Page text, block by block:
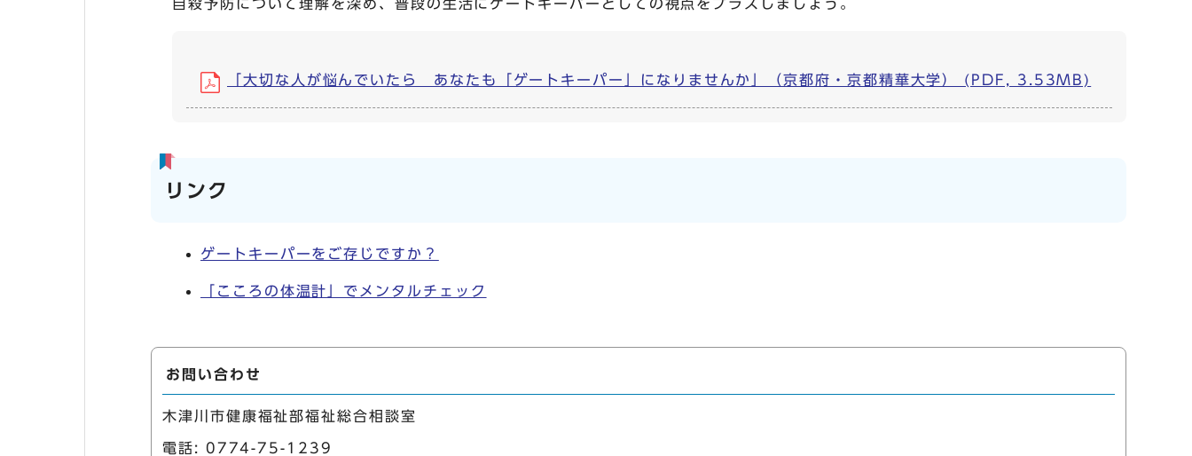
自殺予防について理解を深め、普段の生活にゲートキーパーとしての視点をプラスしましょう。
「大切な人が悩んでいたら あなたも「ゲートキーパー」になりませんか」（京都府・京都精華大学） (PDF, 3.53MB)
リンク
ゲートキーパーをご存じですか？
「こころの体温計」でメンタルチェック
お問い合わせ
木津川市健康福祉部福祉総合相談室
電話: 0774-75-1239